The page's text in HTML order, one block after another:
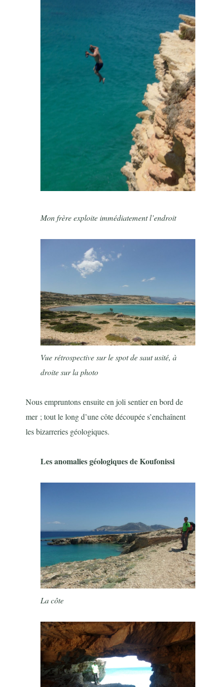
Mon frère exploite immédiatement l’endroit
Vue rétrospective sur le spot de saut usité, à
droite sur la photo
Nous empruntons ensuite en joli sentier en bord de
mer ; tout le long d’une côte découpée s’enchaînent
les bizarreries géologiques.
Les anomalies géologiques de Koufonissi
La côte